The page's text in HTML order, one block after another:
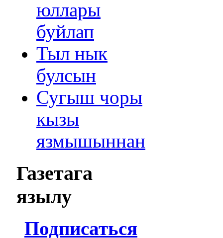
юллары
буйлап
Тыл нык
булсын
Сугыш чоры
кызы
язмышыннан
Газетага
язылу
Подписаться